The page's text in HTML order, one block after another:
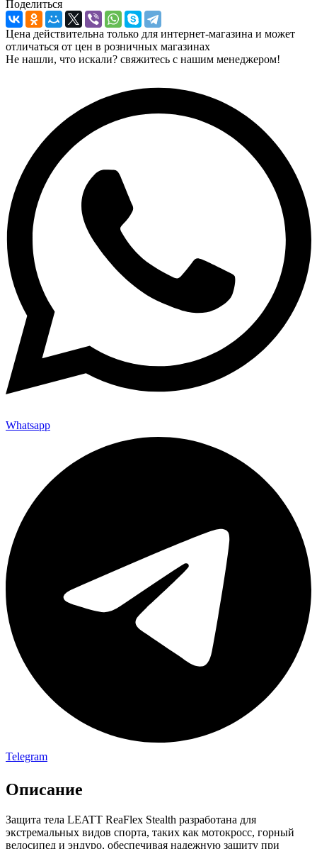
Поделиться
Цена действительна только для интернет-магазина и может
отличаться от цен в розничных магазинах
Не нашли, что искали? свяжитесь с нашим менеджером!
Whatsapp
Telegram
Описание
Защита тела LEATT ReaFlex Stealth разработана для
экстремальных видов спорта, таких как мотокросс, горный
велосипед и эндуро, обеспечивая надежную защиту при